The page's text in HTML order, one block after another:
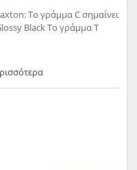
Το γράμμα C σημαίνει
Black Το γράμμα T